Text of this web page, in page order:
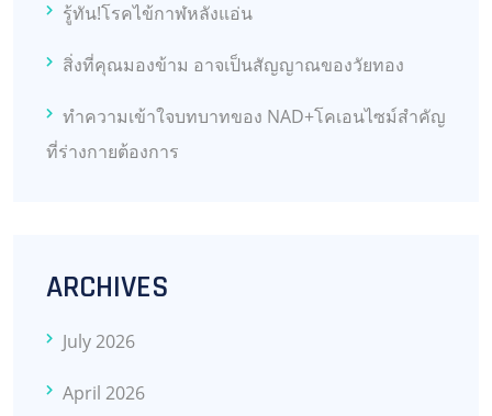
รู้ทัน!โรคไข้กาฬหลังแอ่น
สิ่งที่คุณมองข้าม อาจเป็นสัญญาณของวัยทอง
ทำความเข้าใจบทบาทของ NAD+โคเอนไซม์สำคัญ
ที่ร่างกายต้องการ
ARCHIVES
July 2026
April 2026